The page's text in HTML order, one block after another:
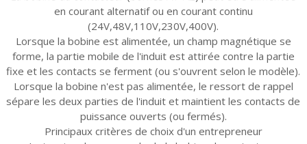
en courant alternatif ou en courant continu
(24V,48V,110V,230V,400V).
Lorsque la bobine est alimentée, un champ magnétique se
forme, la partie mobile de l'induit est attirée contre la partie
fixe et les contacts se ferment (ou s'ouvrent selon le modèle).
Lorsque la bobine n'est pas alimentée, le ressort de rappel
sépare les deux parties de l'induit et maintient les contacts de
puissance ouverts (ou fermés).
Principaux critères de choix d'un entrepreneur